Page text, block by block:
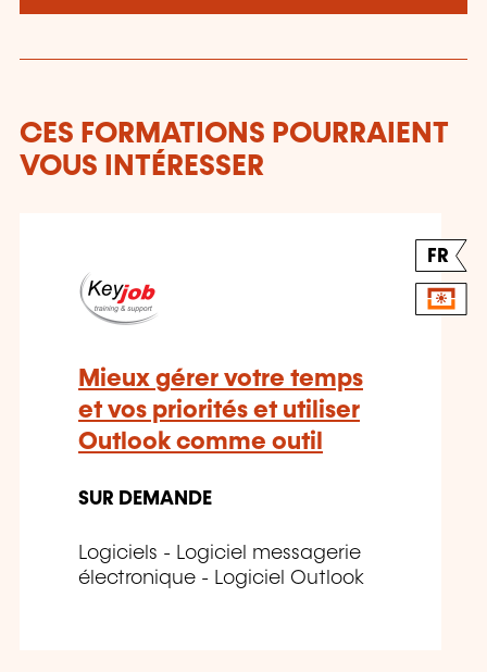
CES FORMATIONS POURRAIENT
VOUS INTÉRESSER
FR
Mieux gérer votre temps
et vos priorités et utiliser
Outlook comme outil
SUR DEMANDE
Logiciels - Logiciel messagerie
électronique - Logiciel Outlook